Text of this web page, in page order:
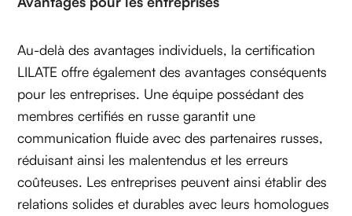
Au-delà des avantages individuels, la certification
LILATE offre également des avantages conséquents
pour les entreprises. Une équipe possédant des
membres certifiés en russe garantit une
communication fluide avec des partenaires russes,
réduisant ainsi les malentendus et les erreurs
coûteuses. Les entreprises peuvent ainsi établir des
relations solides et durables avec leurs homologues